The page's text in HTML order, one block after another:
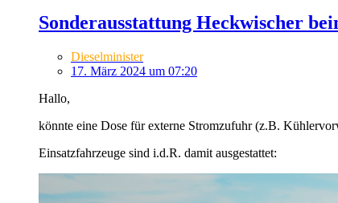
Sonderausstattung Heckwischer
Dieselminister
17. März 2024 um 07:20
Hallo,
könnte eine Dose für externe Stromzufuhr (z.B.
Einsatzfahrzeuge sind i.d.R. damit ausgestattet: